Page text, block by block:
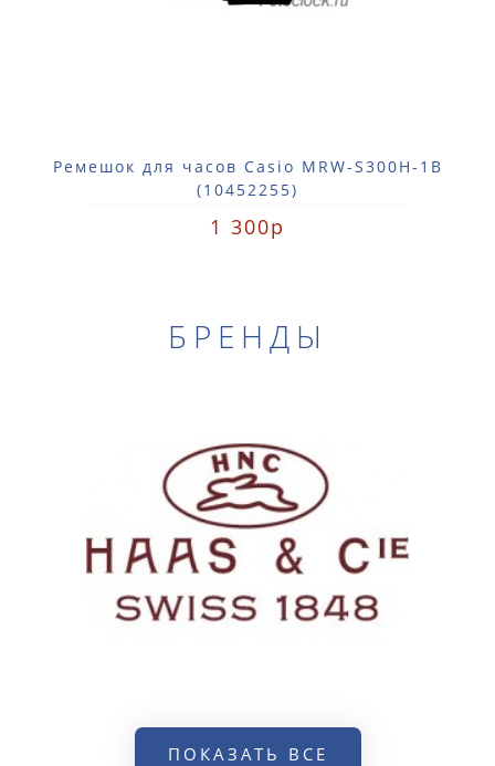
Ремешок для часов Casio MRW-S300H-1B
(10452255)
1 300р
БРЕНДЫ
ПОКАЗАТЬ ВСЕ